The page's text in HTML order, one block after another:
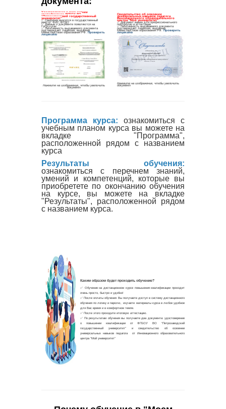
Программа курса: ознакомиться с
учебным планом курса вы можете на
вкладке "Программа",
расположенной рядом с названием
курса
Результаты обучения:
ознакомиться с перечнем знаний,
умений и компетенций, которые вы
приобретете по окончанию обучения
на курсе, вы можете на вкладке
"Результаты", расположенной рядом
с названием курса.